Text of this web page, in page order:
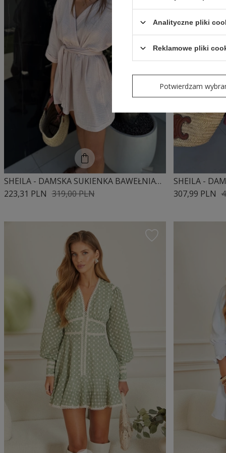
SHEILA - DAMSKA SUKIENKA BAWEŁNIANA BEŻOWA MINI 'MARCELA BEIGE'
319,00 PLN
223,31 PLN 307,99 PLN
Analityczne pliki
Reklamowe pliki
Potwierdzam